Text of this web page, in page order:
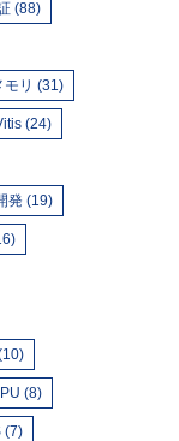
(88)
モリ (31)
(24)
発 (19)
(8)
(7)